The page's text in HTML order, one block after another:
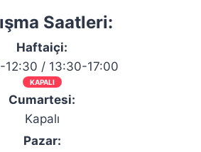
Saatleri:
Haftaiçi:
12:30 / 13:30-17:00
KAPALI
Cumartesi:
Kapalı
Pazar: